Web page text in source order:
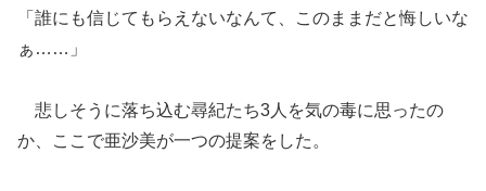
「誰にも信じてもらえないなんて、このままだと悔しいな
ぁ……」
悲しそうに落ち込む尋紀たち3人を気の毒に思ったの
か、ここで亜沙美が一つの提案をした。